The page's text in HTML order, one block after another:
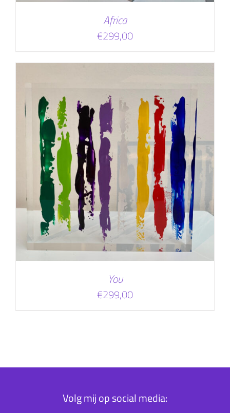
Africa
€299,00
You
€299,00
Volg mij op social media: